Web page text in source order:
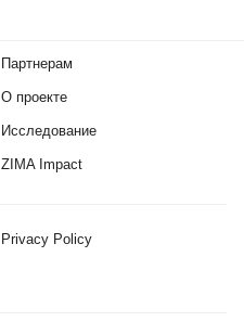
Партнерам
О проекте
Исследование
ZIMA Impact
Privacy Policy